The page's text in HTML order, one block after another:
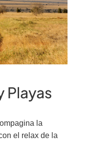
Playas
la
el relax de la